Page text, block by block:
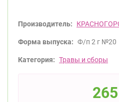
Производитель:
Форма выпуска: Ф/п 2 г №20
Категория: Травы и сборы
265